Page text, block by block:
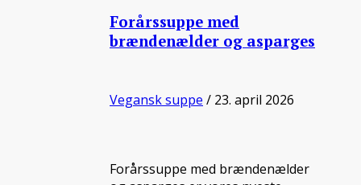
Forårssuppe med
brændenælder og asparges
Vegansk suppe / 23. april 2026
Forårssuppe med brændenælder